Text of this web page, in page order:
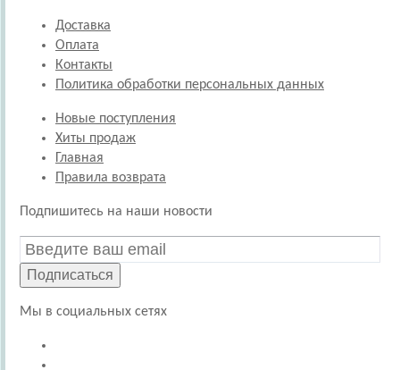
Доставка
Оплата
Контакты
Политика обработки персональных данных
Новые поступления
Хиты продаж
Главная
Правила возврата
Подпишитесь на наши новости
Подписаться
Мы в социальных сетях